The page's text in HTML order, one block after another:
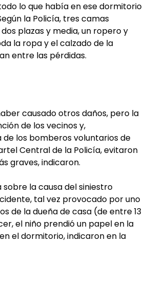
lo que había en ese dormitorio
la Policía, tres camas
plazas y media, un ropero y
la ropa y el calzado de la
entre las pérdidas.
causado otros daños, pero la
de los vecinos y,
los bomberos voluntarios de
Central de la Policía, evitaron
graves, indicaron.
la causa del siniestro
tal vez provocado por uno
de la dueña de casa (de entre 13
el niño prendió un papel en la
el dormitorio, indicaron en la